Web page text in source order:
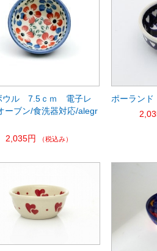
ウル 7.5ｃｍ 電子レ
ーブン/食洗器対応/alegr
2,035円
（税込み）
ポーラン